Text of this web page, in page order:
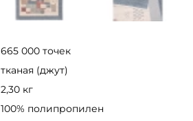
665 000 точек
тканая (джут)
2,30 кг
100% полипропилен